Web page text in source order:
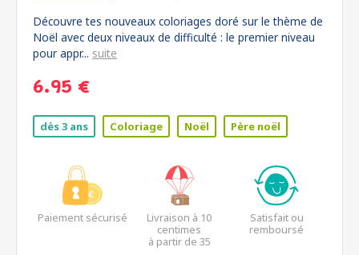
Découvre tes nouveaux coloriages doré sur le thème de
Noël avec deux niveaux de difficulté : le premier niveau
pour appr... suite
6.95 €
dès 3 ans Coloriage Noël Père noël
Paiement sécurisé
Livraison à 10
centimes
à partir de 35
Satisfait ou
remboursé